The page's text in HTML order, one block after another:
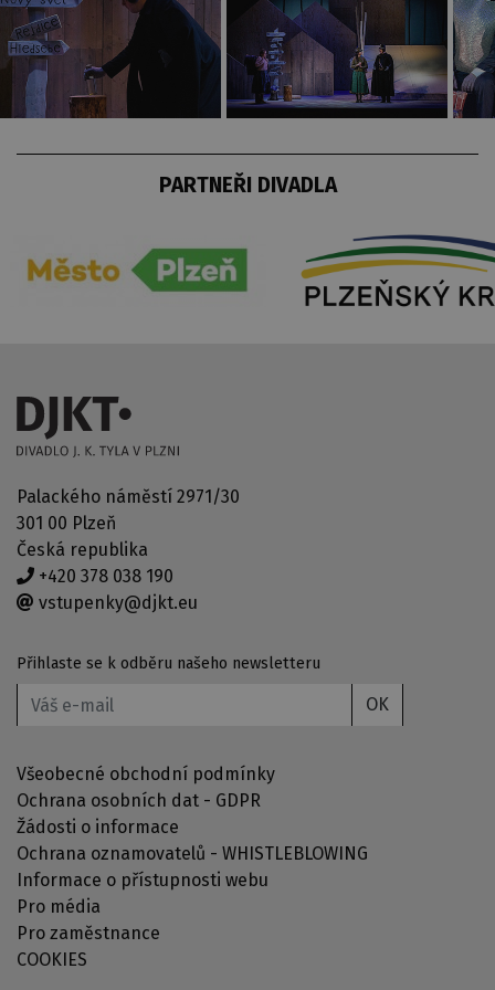
PARTNEŘI DIVADLA
Palackého náměstí 2971/30
301 00 Plzeň
Česká republika
+420 378 038 190
vstupenky@djkt.eu
Přihlaste se k odběru našeho newsletteru
OK
Všeobecné obchodní podmínky
Ochrana osobních dat - GDPR
Žádosti o informace
Ochrana oznamovatelů - WHISTLEBLOWING
Informace o přístupnosti webu
Pro média
Pro zaměstnance
COOKIES